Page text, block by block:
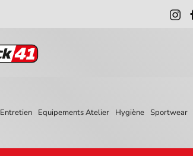
Entretien Equipements Atelier Hygiène Sportwear